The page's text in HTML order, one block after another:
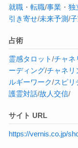
就職・ 転職/事業 ・ 独
引き寄せ/未来予測/
占術
霊感タロット/チャネ
ーディング/チャネリ
ルギーワーク/スピリ
護霊対話/故人交信/
サイト URL
https://vernis.co.jp/